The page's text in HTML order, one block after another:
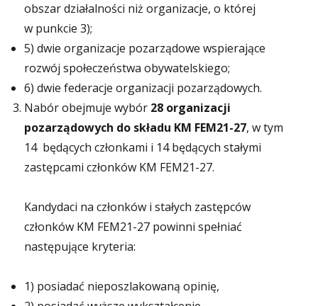
obszar działalności niż organizacje, o której
w punkcie 3);
5) dwie organizacje pozarządowe wspierające
rozwój społeczeństwa obywatelskiego;
6) dwie federacje organizacji pozarządowych.
Nabór obejmuje wybór 28 organizacji
pozarządowych do składu KM FEM21-27, w tym
14 będących członkami i 14 będących stałymi
zastępcami członków KM FEM21-27.
Kandydaci na członków i stałych zastępców
członków KM FEM21-27 powinni spełniać
następujące kryteria:
1) posiadać nieposzlakowaną opinię,